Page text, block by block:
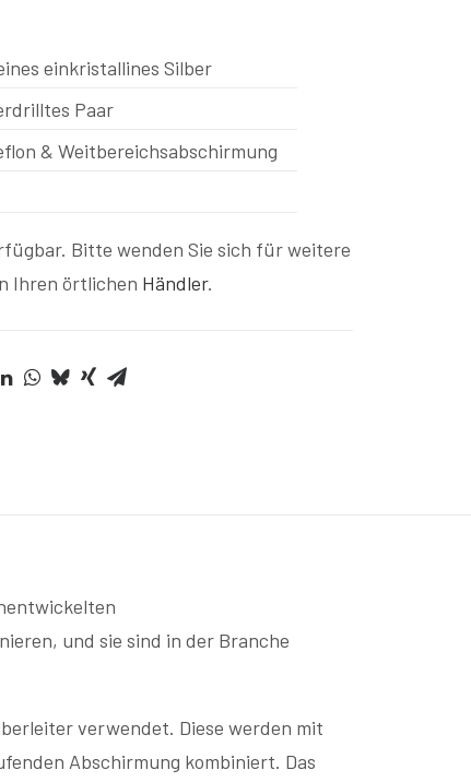
einkristallines Silber
Paar
& Weitbereichsabschirmung
Bitte wenden Sie sich für weitere
Ihren örtlichen Händler.
und sie sind in der Branche
verwendet. Diese werden mit
Abschirmung kombiniert. Das